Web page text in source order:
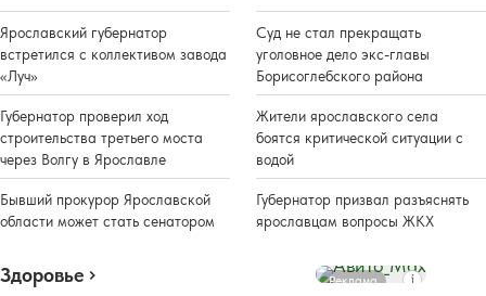
Ярославский губернатор
встретился с коллективом завода
«Луч»
Губернатор проверил ход
строительства третьего моста
через Волгу в Ярославле
Бывший прокурор Ярославской
области может стать сенатором
Суд не стал прекращать
уголовное дело экс-главы
Борисоглебского района
Жители ярославского села
боятся критической ситуации с
водой
Губернатор призвал разъяснять
ярославцам вопросы ЖКХ
Здоровье Реклама